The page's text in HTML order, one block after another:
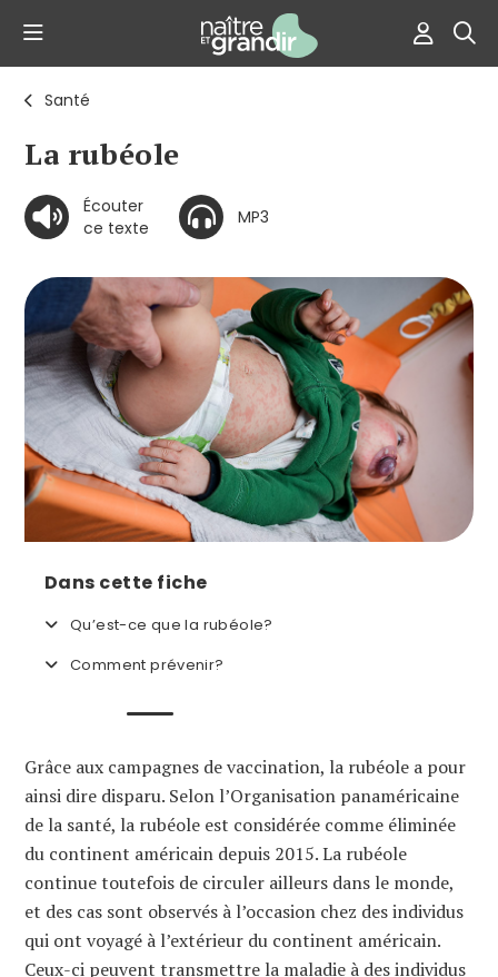
Santé
La rubéole
Écouter
ce texte
MP3
Dans cette fiche
Qu’est-ce que la rubéole?
Comment prévenir?
Grâce aux campagnes de vaccination, la rubéole a pour
ainsi dire disparu. Selon l’Organisation panaméricaine
de la santé, la rubéole est considérée comme éliminée
du continent américain depuis 2015. La rubéole
continue toutefois de circuler ailleurs dans le monde,
et des cas sont observés à l’occasion chez des individus
qui ont voyagé à l’extérieur du continent américain.
Ceux-ci peuvent transmettre la maladie à des individus